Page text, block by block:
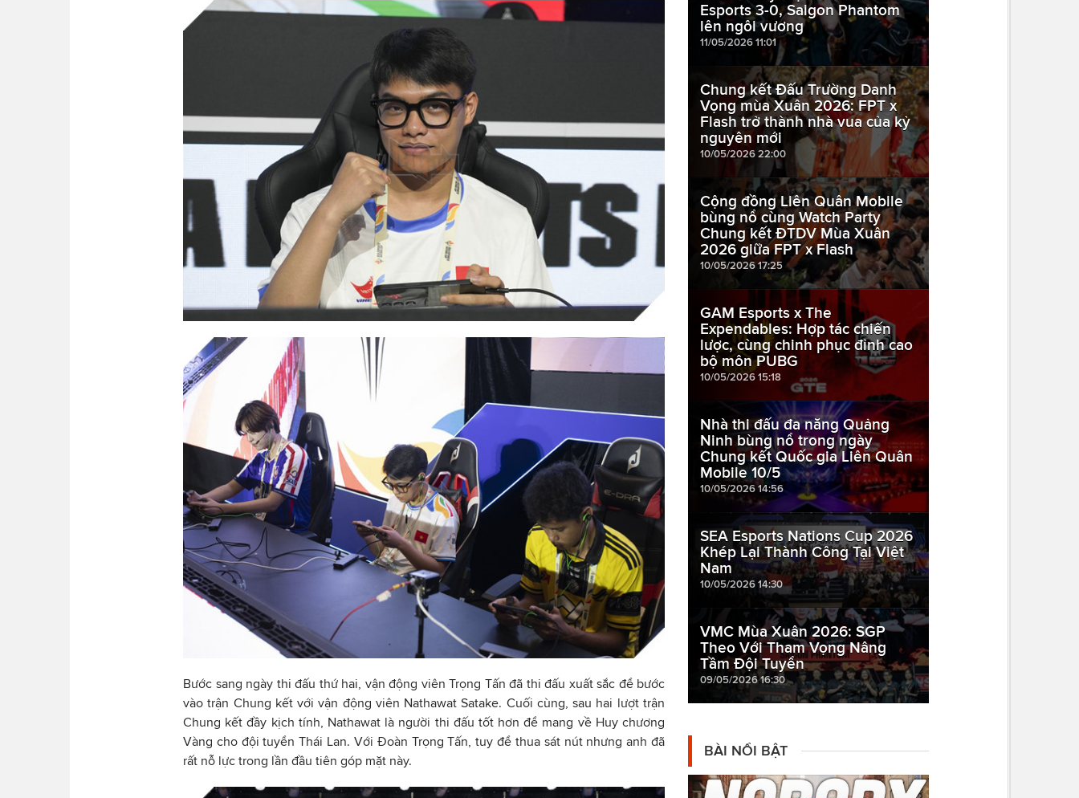
Bước sang ngày thi đấu thứ hai, vận động viên Trọng Tấn đã thi đấu xuất sắc để bước
vào trận Chung kết với vận động viên Nathawat Satake. Cuối cùng, sau hai lượt trận
Chung kết đầy kịch tính, Nathawat là người thi đấu tốt hơn để mang về Huy chương
Vàng cho đội tuyển Thái Lan. Với Đoàn Trọng Tấn, tuy để thua sát nút nhưng anh đã
rất nỗ lực trong lần đầu tiên góp mặt này.
Esports 3-0, Saigon Phantom
lên ngôi vương
11/05/2026 11:01
Chung kết Đấu Trường Danh
Vọng mùa Xuân 2026: FPT x
Flash trở thành nhà vua của kỷ
nguyên mới
10/05/2026 22:00
Cộng đồng Liên Quân Mobile
bùng nổ cùng Watch Party
Chung kết ĐTDV Mùa Xuân
2026 giữa FPT x Flash
10/05/2026 17:25
GAM Esports x The
Expendables: Hợp tác chiến
lược, cùng chinh phục đỉnh cao
bộ môn PUBG
10/05/2026 15:18
Nhà thi đấu đa năng Quảng
Ninh bùng nổ trong ngày
Chung kết Quốc gia Liên Quân
Mobile 10/5
10/05/2026 14:56
SEA Esports Nations Cup 2026
Khép Lại Thành Công Tại Việt
Nam
10/05/2026 14:30
VMC Mùa Xuân 2026: SGP
Theo Với Tham Vọng Nâng
Tầm Đội Tuyển
09/05/2026 16:30
BÀI NỔI BẬT